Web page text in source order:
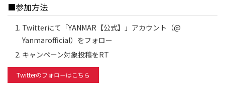
■参加方法
Twitterにて「YANMAR【公式】」アカウント（@
Yanmarofficial）をフォロー
キャンペーン対象投稿をRT
Twitterのフォローはこちら